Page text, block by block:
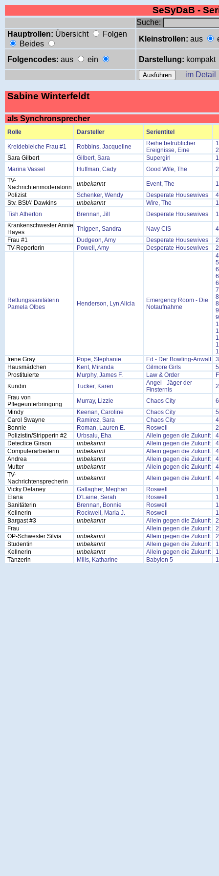
SeSyDaB -
Suche:
Hauptrollen: Übersicht
Folgen
Beides
Kleinstrollen: aus
Folgencodes: aus ein Darstellung: kompakt
im Detail
Sabine Winterfeldt
als Synchronsprecher
Rolle Darsteller Serientitel
Kreidebleiche Frau #1 Robbins, Jacqueline
Reihe betrüblicher
Ereignisse, Eine
Sara Gilbert
Gilbert, Sara Supergirl
Marina Vassel
Huffman, Cady Good Wife, The
TV-
Nachrichtenmoderatorin
unbekannt Event, The
Polizist
Schenker, Wendy Desperate Housewives
Stv. BStA' Dawkins
unbekannt Wire, The
Tish Atherton
Brennan, Jill Desperate Housewives
Krankenschwester Annie
Hayes
Thigpen, Sandra Navy CIS
Frau #1
Dudgeon, Amy Desperate Housewives
TV-Reporterin
Powell, Amy Desperate Housewives
Rettungssanitäterin
Pamela Olbes
Henderson, Lyn Alicia
Emergency Room - Die
Notaufnahme
Irene Gray
Pope, Stephanie Ed - Der Bowling-Anwalt
Hausmädchen
Kent, Miranda Gilmore Girls
Prostituierte
Murphy, James F. Law & Order
Kundin
Tucker, Karen
Angel - Jäger der
Finsternis
Frau von
Pflegeunterbringung
Murray, Lizzie Chaos City
Mindy
Keenan, Caroline Chaos City
Carol Swayne
Ramirez, Sara Chaos City
Bonnie
Roman, Lauren E. Roswell
Polizistin/Stripperin #2
Urbsalu, Eha Allein gegen die Zukunft
Detectice Girson
unbekannt Allein gegen die Zukunft
Computerarbeiterin
unbekannt Allein gegen die Zukunft
Andrea
unbekannt Allein gegen die Zukunft
Mutter
unbekannt Allein gegen die Zukunft
TV-
Nachrichtensprecherin
unbekannt Allein gegen die Zukunft
Vicky Delaney
Gallagher, Meghan Roswell
Elana
D'Laine, Serah Roswell
Sanitäterin
Brennan, Bonnie Roswell
Kellnerin
Rockwell, Maria J. Roswell
Bargast #3
unbekannt Allein gegen die Zukunft
Frau
Allein gegen die Zukunft
OP-Schwester Silvia
unbekannt Allein gegen die Zukunft
Studentin
unbekannt Allein gegen die Zukunft
Kellnerin
unbekannt Allein gegen die Zukunft
Tänzerin
Mills, Katharine Babylon 5